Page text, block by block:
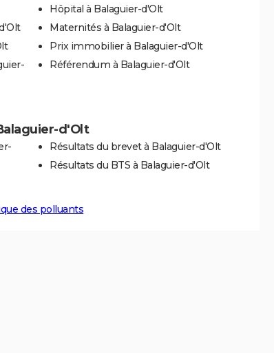
Hôpital à Balaguier-d'Olt
Maternités à Balaguier-d'Olt
Prix immobilier à Balaguier-d'Olt
Référendum à Balaguier-d'Olt
d'Olt
Résultats du brevet à Balaguier-d'Olt
Résultats du BTS à Balaguier-d'Olt
des polluants